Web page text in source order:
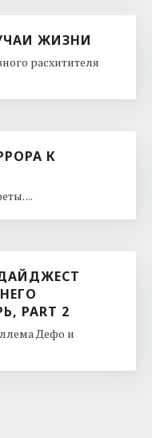
ЖИЗНИ
расхитителя
К
...
PART 2
Дефо и